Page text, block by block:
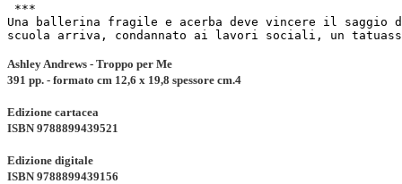
***
Una ballerina fragile e acerba deve vincere il saggio
scuola arriva, condannato ai lavori sociali, un
Ashley Andrews - Troppo per Me
391 pp. - formato cm 12,6 x 19,8 spessore cm.4
Edizione cartacea
ISBN 9788899439521
Edizione digitale
ISBN 9788899439156